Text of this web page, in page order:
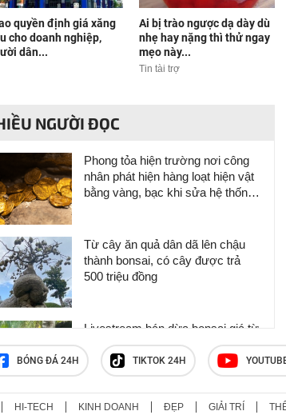
quyền định giá xăng
cho doanh nghiệp,
dân...
Ai bị trào ngược dạ dày dù
nhẹ hay nặng thì thử ngay
mẹo này...
Tin tài trợ
NGƯỜI ĐỌC
Phong tỏa hiện trường nơi công
nhân phát hiện hàng loạt hiện vật
bằng vàng, bạc khi sửa hệ thống
Từ cây ăn quả dân dã lên chậu
thành bonsai, có cây được trả
500 triệu đồng
Livestream bán dừa bonsai giá từ
200.000 đồng đến hơn 2 triệu/cây,
chàng trai Cần Thơ kỳ công chinh
phục khách hàng
'Cháy' vé xem Việt Nam đá bán
BÓNG ĐÁ 24H TIKTOK 24H
HI-TECH KINH DOANH ĐẸP GIẢI TRÍ